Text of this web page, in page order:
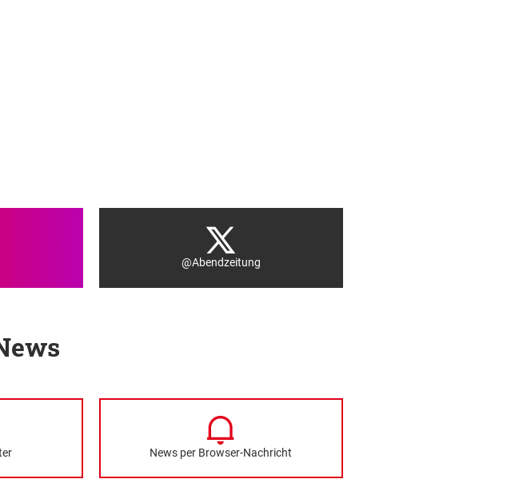
@Abendzeitung
News per Browser-Nachricht